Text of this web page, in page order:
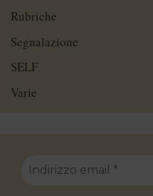
Rubriche
Segnalazione
SELF
Varie